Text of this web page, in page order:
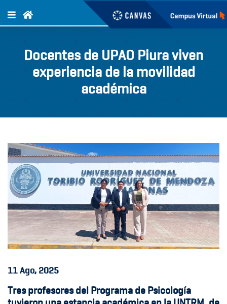
Docentes de UPAO Piura viven
experiencia de la movilidad
académica
11Ago, 2025
Tres profesores del Programa de Psicología